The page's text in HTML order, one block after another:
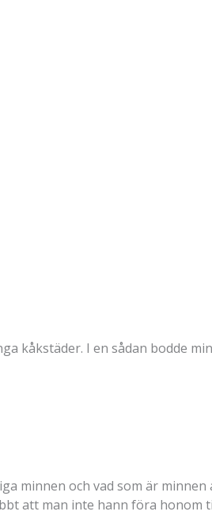
kåkstäder. I en sådan bodde
minnen och vad som är
att man inte hann föra honom